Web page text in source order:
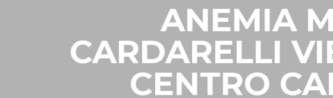
ANEMIA
CARDARELLI
CENTRO